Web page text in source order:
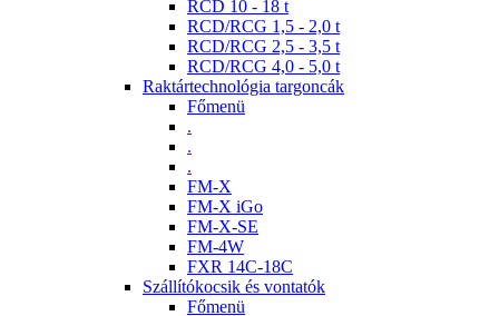
RCD 10 - 18 t
RCD/RCG 1,5 - 2,0 t
RCD/RCG 2,5 - 3,5 t
RCD/RCG 4,0 - 5,0 t
Raktártechnológia targoncák
Főmenü
.
.
.
FM-X
FM-X iGo
FM-X-SE
FM-4W
FXR 14C-18C
Szállítókocsik és vontatók
Főmenü